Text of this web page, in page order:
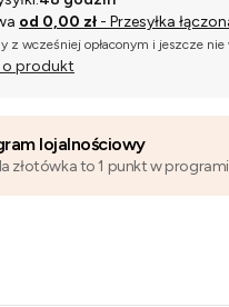
od 0,00 zł - Przesyłka
z wcześniej opłaconym i jeszcze
produkt
lojalnościowy
złotówka to 1 punkt w